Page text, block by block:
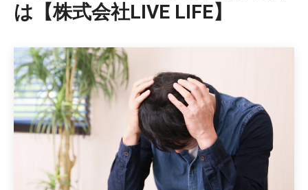
は【株式会社LIVE LIFE】